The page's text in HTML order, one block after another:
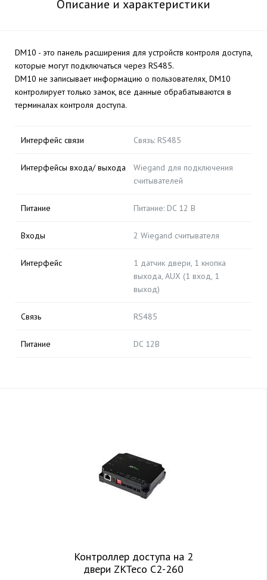
Описание и характеристики
DM10 - это панель расширения для устройств контроля доступа,
которые могут подключаться через RS485.
DM10 не записывает информацию о пользователях, DM10
контролирует только замок, все данные обрабатываются в
терминалах контроля доступа.
Интерфейс связи Связь: RS485
Интерфейсы входа/ выхода
Wiegand для подключения
считывателей
Питание Питание: DC 12 В
Входы 2 Wiegand считывателя
Интерфейс
1 датчик двери, 1 кнопка
выхода, AUX (1 вход, 1
выход)
Связь RS485
Питание DC 12В
Контроллер доступа на 2
двери ZKTeco C2-260